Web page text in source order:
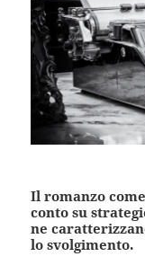
Il romanzo
conto su
ne
lo svolgimento.